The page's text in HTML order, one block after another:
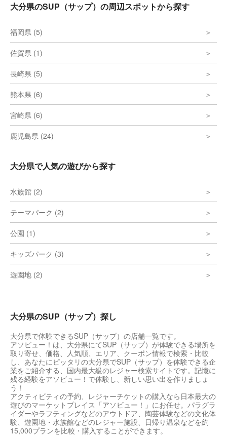
大分県のSUP（サップ）の周辺スポットから探す
福岡県 (5)
佐賀県 (1)
長崎県 (5)
熊本県 (6)
宮崎県 (6)
鹿児島県 (24)
大分県で人気の遊びから探す
水族館 (2)
テーマパーク (2)
公園 (1)
キッズパーク (3)
遊園地 (2)
大分県のSUP（サップ）探し
大分県で体験できるSUP（サップ）の店舗一覧です。
アソビュー！は、大分県にてSUP（サップ）が体験できる場所を
取り寄せ、価格、人気順、エリア、クーポン情報で検索・比較
し、あなたにピッタリの大分県でSUP（サップ）を体験できる企
業をご紹介する、国内最大級のレジャー検索サイトです。記憶に
残る経験をアソビュー！で体験し、新しい思い出を作りましょ
う！
アクティビティの予約、レジャーチケットの購入なら日本最大の
遊びのマーケットプレイス「アソビュー！」にお任せ。パラグラ
イダーやラフティングなどのアウトドア、陶芸体験などの文化体
験、遊園地・水族館などのレジャー施設、日帰り温泉などを約
15,000プランを比較・購入することができます。